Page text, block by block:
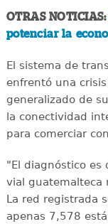
OTRAS NOTICIAS:
potenciar la
El sistema de
enfrentó una
generalizado de
la conectividad
para comerciar
"El diagnóstico es
vial guatemalteca
La red registrada
apenas 7,578